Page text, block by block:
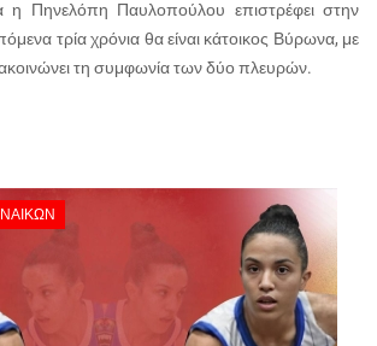
η Πηνελόπη Παυλοπούλου επιστρέφει στην
τρία χρόνια θα είναι κάτοικος Βύρωνα, με
τη συμφωνία των δύο πλευρών.